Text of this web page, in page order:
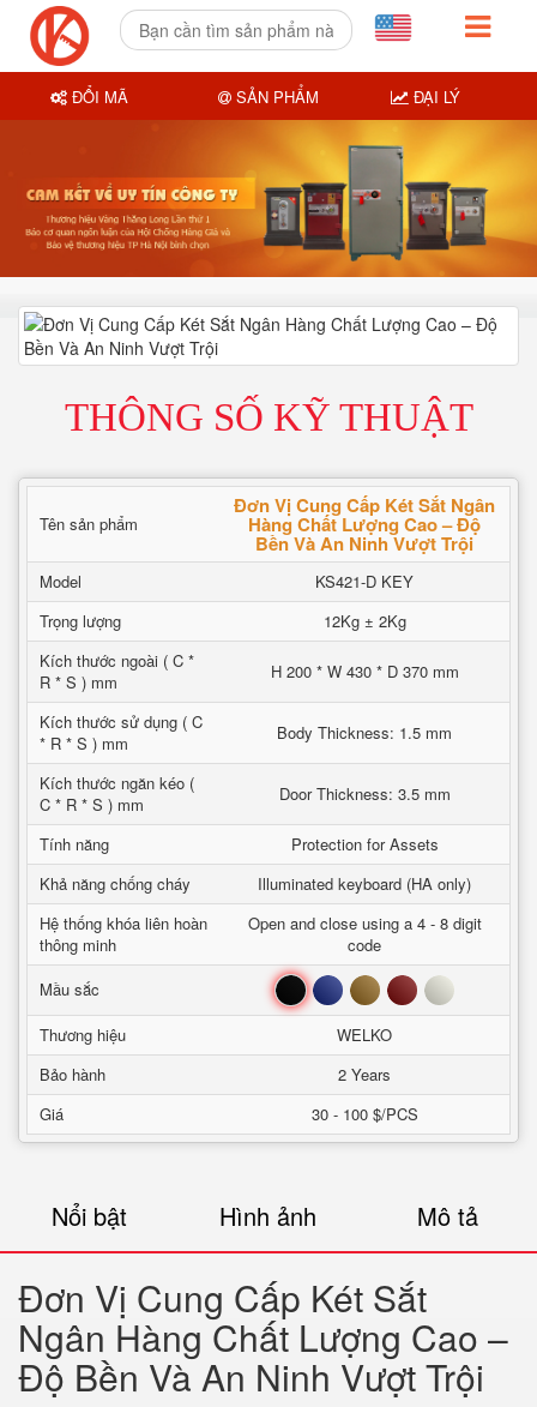
THÔNG SỐ KỸ THUẬT
Tên sản phẩm
Đơn Vị Cung Cấp Két Sắt Ngân
Hàng Chất Lượng Cao – Độ
Bền Và An Ninh Vượt Trội
Model
KS421-D KEY
Trọng lượng
12Kg ± 2Kg
Kích thước ngoài ( C *
R * S ) mm
H 200 * W 430 * D 370 mm
Kích thước sử dụng ( C
* R * S ) mm
Body Thickness: 1.5 mm
Kích thước ngăn kéo (
C * R * S ) mm
Door Thickness: 3.5 mm
Tính năng
Protection for Assets
Khả năng chống cháy
Illuminated keyboard (HA only)
Hệ thống khóa liên hoàn
thông minh
Open and close using a 4 - 8 digit
code
Mầu sắc
Đen Xanh Nâu Đỏ Trắng
Thương hiệu
WELKO
Bảo hành
2 Years
Giá
30 - 100 $/PCS
Nổi bật Hình ảnh Mô tả
Đơn Vị Cung Cấp Két Sắt
Ngân Hàng Chất Lượng Cao –
Độ Bền Và An Ninh Vượt Trội
ĐỔI MÃ SẢN PHẨM ĐẠI LÝ